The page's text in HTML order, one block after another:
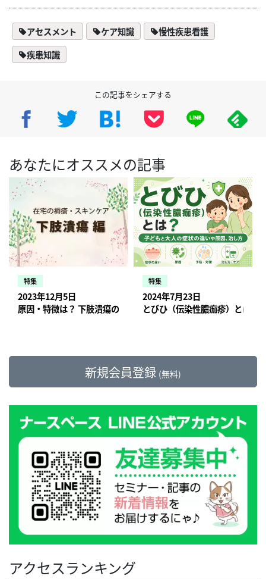
アセスメント ケア知識
慢性疾患看護
疾患知識
この記事をシェアする
あなたにオススメの記事
特集
2023年12月5日
原因・特徴は？ 下肢潰瘍のアセスメントと重症化を予防的するス
特集
2024年7月23日
とびひ（伝染性膿痂疹）とは？
新規会員登録 (無料)
アクセスランキング